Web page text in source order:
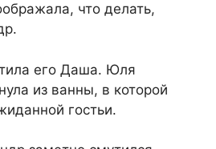
что делать,
его Даша. Юля
из ванны, в которой
гостьи.